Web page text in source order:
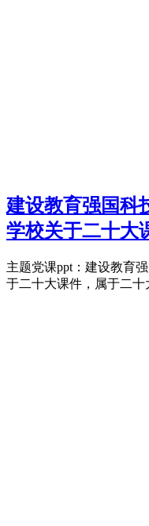
建设教育强国科
学校关于二十大
主题党课ppt：建设教育
于二十大课件，属于二十